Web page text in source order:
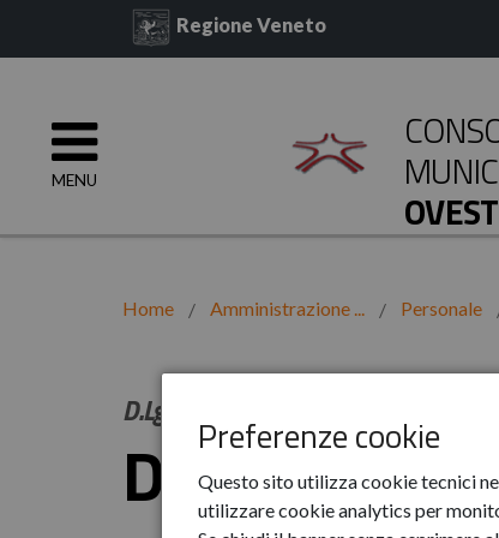
Preferenze cookie
Questo sito utilizza cookie tecnici
utilizzare cookie analytics per
Regione Veneto
MENU
OVEST
Home Amministrazione ... Personale
D.Lgs 33/2013 art. 10, c. 8, lett. d)
Dirigenti